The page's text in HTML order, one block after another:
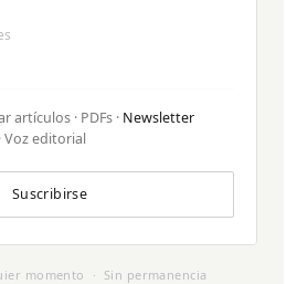
artículos · PDFs · Newsletter
Voz editorial
Suscribirse
momento · Sin permanencia